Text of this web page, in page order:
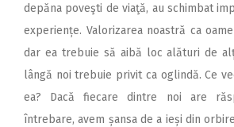
depăna poveşti de viaţă, au schimbat
experiențe. Valorizarea noastră ca
dar ea trebuie să aibă loc alături de
lângă noi trebuie privit ca oglindă. Ce
ea? Dacă fiecare dintre noi are
întrebare, avem șansa de a ieși din